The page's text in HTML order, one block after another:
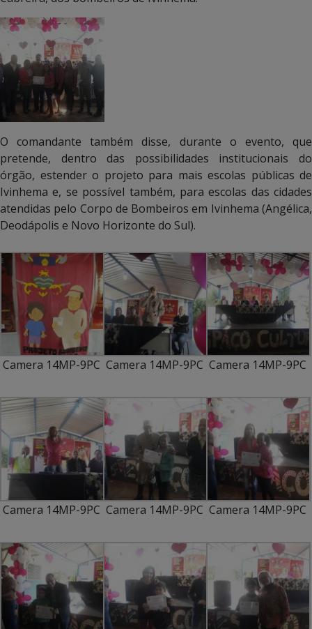
O comandante também disse, durante o evento, que
pretende, dentro das possibilidades institucionais do
órgão, estender o projeto para mais escolas públicas de
Ivinhema e, se possível também, para escolas das cidades
atendidas pelo Corpo de Bombeiros em Ivinhema (Angélica,
Deodápolis e Novo Horizonte do Sul).
Camera 14MP-9PC Camera 14MP-9PC Camera 14MP-9PC
Camera 14MP-9PC Camera 14MP-9PC Camera 14MP-9PC